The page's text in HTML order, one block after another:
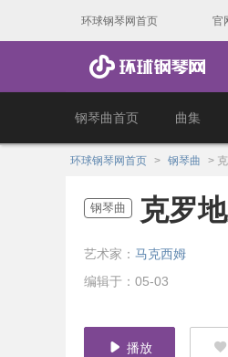
环球钢琴网首页 官
钢琴曲首页 曲集
环球钢琴网首页 > 钢琴曲 >
钢琴曲 克罗
艺术家： 马克西姆
编辑于：05-03
播放